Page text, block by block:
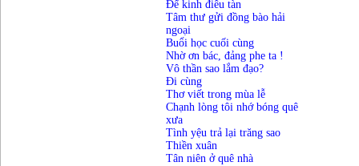
Đế kinh điêu tàn
Tâm thư gửi đồng bào hải
ngoại
Buổi học cuối cùng
Nhờ ơn bác, đảng phe ta !
Vô thần sao lắm đạo?
Đi cùng
Thơ viết trong mùa lễ
Chạnh lòng tôi nhớ bóng quê
xưa
Tình yệu trả lại trăng sao
Thiền xuân
Tân niên ở quê nhà